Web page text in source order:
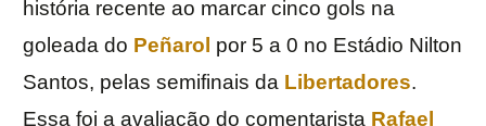
história recente ao marcar cinco gols na
goleada do Peñarol por 5 a 0 no Estádio Nilton
Santos, pelas semifinais da Libertadores.
Essa foi a avaliação do comentarista Rafael